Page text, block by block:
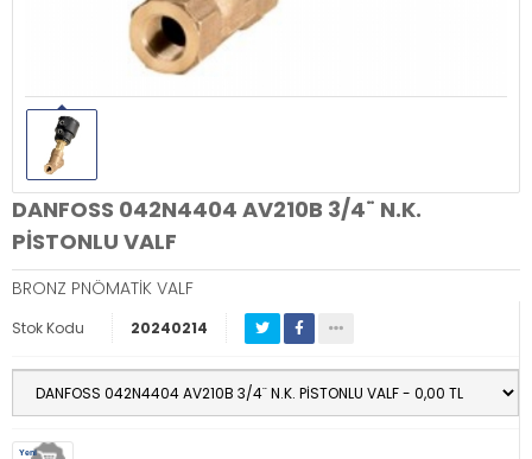
DANFOSS 042N4404 AV210B 3/4¨ N.K.
PİSTONLU VALF
BRONZ PNÖMATİK VALF
Stok Kodu 20240214
Yeni